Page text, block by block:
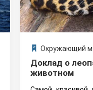
Окружающий
Доклад о
животном